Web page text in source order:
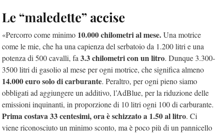
Le “maledette” accise
«Percorro come minimo 10.000 chilometri al mese.Una motrice
come le mie, che ha una capienza del serbatoio da 1.200 litri e una
potenza di 500 cavalli, fa 3.3 chilometri con un litro. Dunque 3.300-
3500 litri di gasolio al mese per ogni motrice, che significa almeno
14.000 euro solo di carburante. Peraltro, per ogni pieno siamo
obbligati ad aggiungere un additivo, l’AdBlue, per la riduzione delle
emissioni inquinanti, in proporzione di 10 litri ogni 100 di carburante.
Prima costava 33 centesimi, ora è schizzato a 1.50 al litro. Ci
viene riconosciuto un minimo sconto, ma è poco più di un pannicello